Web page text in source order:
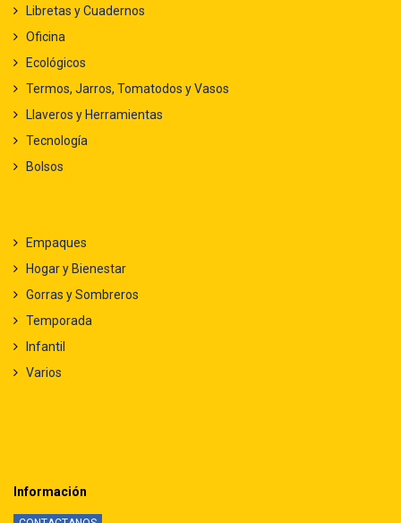
Libretas y Cuadernos
Oficina
Ecológicos
Termos, Jarros, Tomatodos y Vasos
Llaveros y Herramientas
Tecnología
Bolsos
Empaques
Hogar y Bienestar
Gorras y Sombreros
Temporada
Infantil
Varios
Información